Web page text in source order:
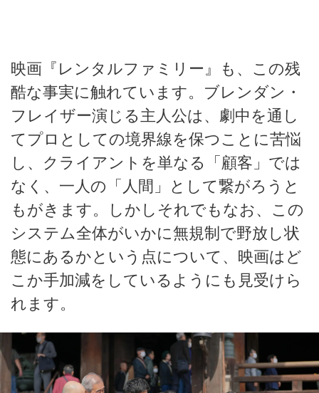
映画『レンタルファミリー』も、この残
酷な事実に触れています。ブレンダン・
フレイザー演じる主人公は、劇中を通し
てプロとしての境界線を保つことに苦悩
し、クライアントを単なる「顧客」では
なく、一人の「人間」として繋がろうと
もがきます。しかしそれでもなお、この
システム全体がいかに無規制で野放し状
態にあるかという点について、映画はど
こか手加減をしているようにも見受けら
れます。